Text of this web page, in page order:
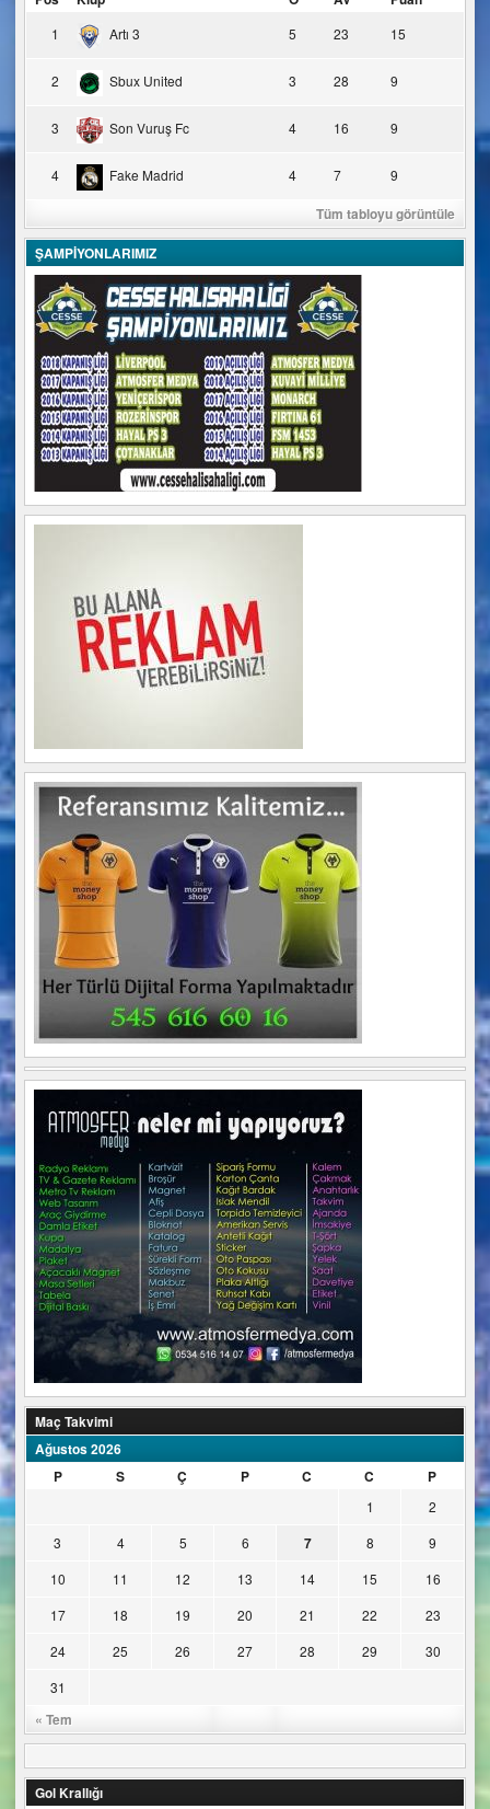
1 Artı 3 5 23 15
2 Sbux United 3 28 9
3 Son Vuruş Fc 4 16 9
4 Fake Madrid 4 7 9
Tüm tabloyu görüntüle
ŞAMPİYONLARIMIZ
Maç Takvimi
Ağustos 2026
P
S Ç P C C P
« Tem
1
2
3
4 5 6 7 8
9
10
11 12 13 14 15
16
17
18 19 20 21 22
23
24
25 26 27 28 29
30
31
Gol Krallığı